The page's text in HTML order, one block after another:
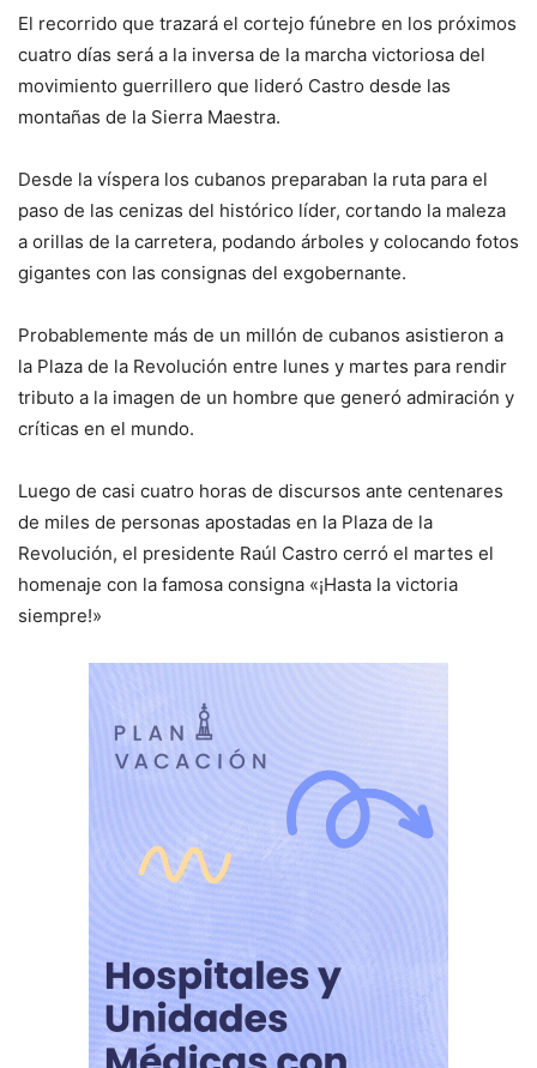
El recorrido que trazará el cortejo fúnebre en los próximos
cuatro días será a la inversa de la marcha victoriosa del
movimiento guerrillero que lideró Castro desde las
montañas de la Sierra Maestra.
Desde la víspera los cubanos preparaban la ruta para el
paso de las cenizas del histórico líder, cortando la maleza
a orillas de la carretera, podando árboles y colocando fotos
gigantes con las consignas del exgobernante.
Probablemente más de un millón de cubanos asistieron a
la Plaza de la Revolución entre lunes y martes para rendir
tributo a la imagen de un hombre que generó admiración y
críticas en el mundo.
Luego de casi cuatro horas de discursos ante centenares
de miles de personas apostadas en la Plaza de la
Revolución, el presidente Raúl Castro cerró el martes el
homenaje con la famosa consigna «¡Hasta la victoria
siempre!»